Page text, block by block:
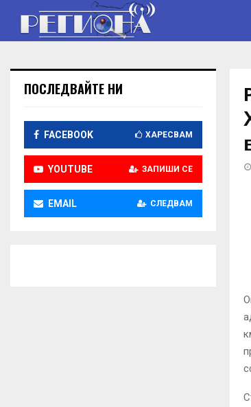
ПОСЛЕДВАЙТЕ НИ
FACEBOOK ХАРЕСВАМ
YOUTUBE ЗАПИШИ СЕ
EMAIL СЛЕДВАМ